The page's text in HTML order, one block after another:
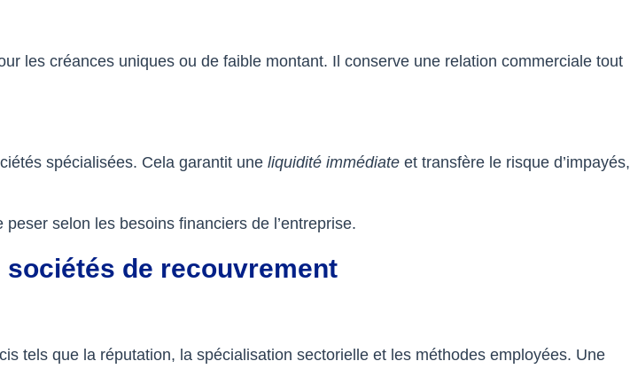
les créances uniques ou de faible montant. Il conserve une relation commerciale tout
spécialisées. Cela garantit une liquidité immédiate et transfère le risque d’impayés,
selon les besoins financiers de l’entreprise.
sociétés de recouvrement
tels que la réputation, la spécialisation sectorielle et les méthodes employées. Une